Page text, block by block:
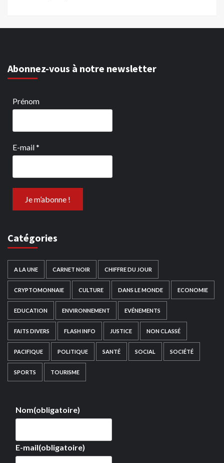
Abonnez-vous à notre newsletter
Prénom
E-mail*
Catégories
A LA UNE CARNET NOIR CHIFFRE DU JOUR
CRYPTOMONNAIE CULTURE DANS LE MONDE ECONOMIE
EDUCATION ENVIRONNEMENT EVÉNEMENTS
FAITS DIVERS FLASH INFO JUSTICE NON CLASSÉ
PACIFIQUE POLITIQUE SANTÉ SOCIAL SOCIÉTÉ
SPORTS TOURISME
Nom(obligatoire)
E-mail(obligatoire)